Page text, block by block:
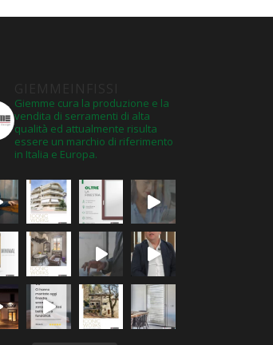
Giemme cura la produzione e la
vendita di serramenti di alta
qualità ed attualmente risulta
essere un marchio di riferimento
in Italia e Europa.